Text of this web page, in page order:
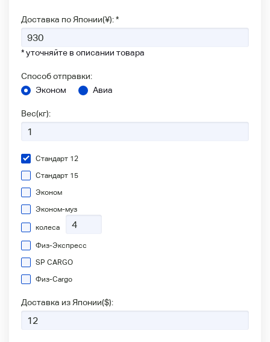
Доставка по Японии(¥): *
* уточняйте в описании товара
Способ отправки:
Эконом
Авиа
Вес(кг):
Стандарт 12
Стандарт 15
Эконом
Эконом-муз
колеса
Физ-Экспресс
SP CARGO
Физ-Сargo
Доставка из Японии($):